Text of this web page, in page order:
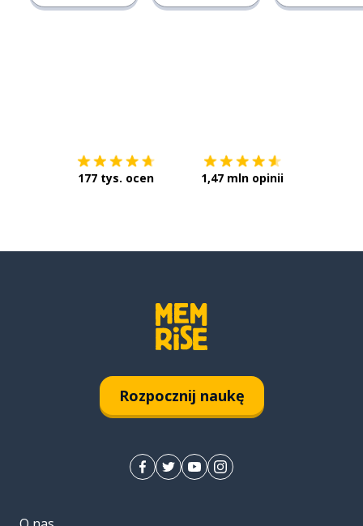
177 tys. ocen 1,47 mln opinii
Rozpocznij naukę